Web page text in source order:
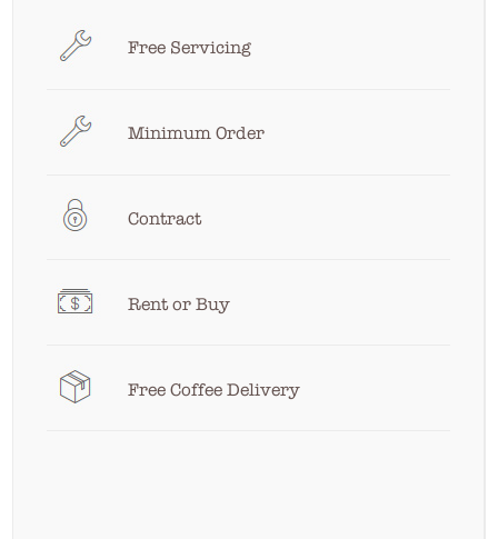
Free Servicing
Minimum Order
Contract
Rent or Buy
Free Coffee Delivery